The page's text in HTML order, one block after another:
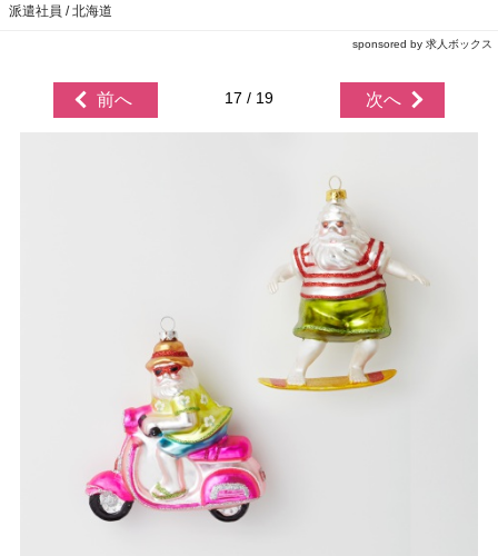
派遣社員 / 北海道
sponsored by 求人ボックス
前へ 17 / 19 次へ